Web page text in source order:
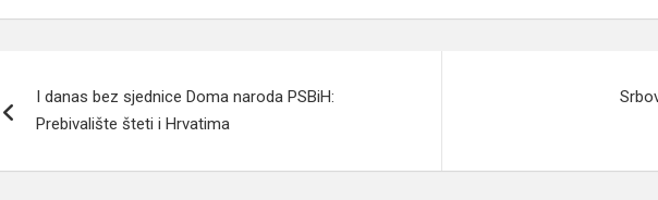
članaka
I danas bez sjednice Doma naroda PSBiH:
Prebivalište šteti i Hrvatima